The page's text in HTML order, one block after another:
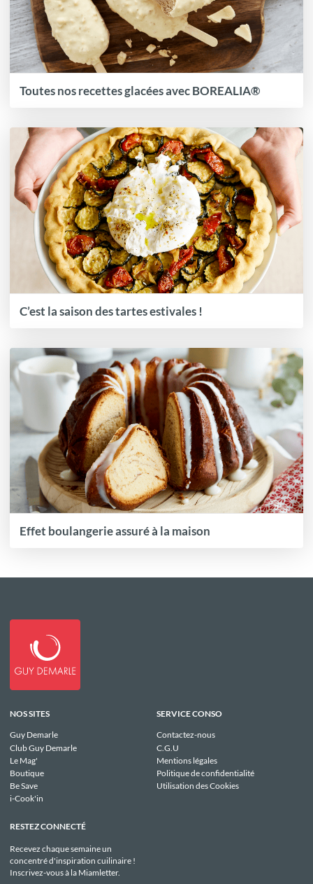
Toutes nos recettes glacées avec BOREALIA®
C’est la saison des tartes estivales !
Effet boulangerie assuré à la maison
NOS SITES
Guy Demarle
Club Guy Demarle
Le Mag'
Boutique
Be Save
i-Cook'in
SERVICE CONSO
Contactez-nous
C.G.U
Mentions légales
Politique de confidentialité
Utilisation des Cookies
RESTEZ CONNECTÉ
Recevez chaque semaine un
concentré d'inspiration cuilinaire !
Inscrivez-vous à la Miamletter.